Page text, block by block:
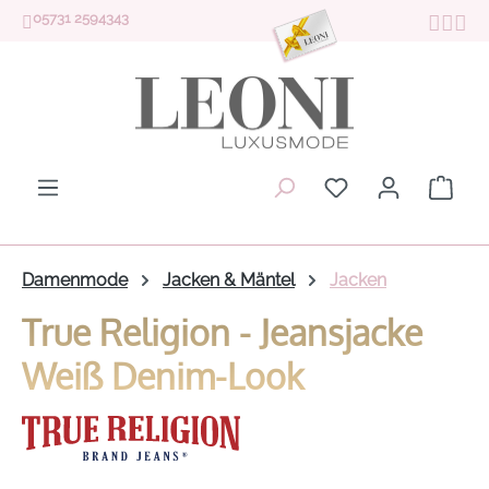
Zum Hauptinhalt springen
05731 2594343
Du hast 0
Damenmode Jacken & Mäntel Jacken
True Religion - Jeansjacke
Weiß Denim-Look